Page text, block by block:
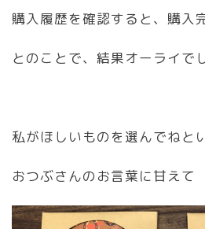
購入履歴を確認すると、購入
とのことで、結果オーライで
私がほしいものを選んでねと
おつぶさんのお言葉に甘えて